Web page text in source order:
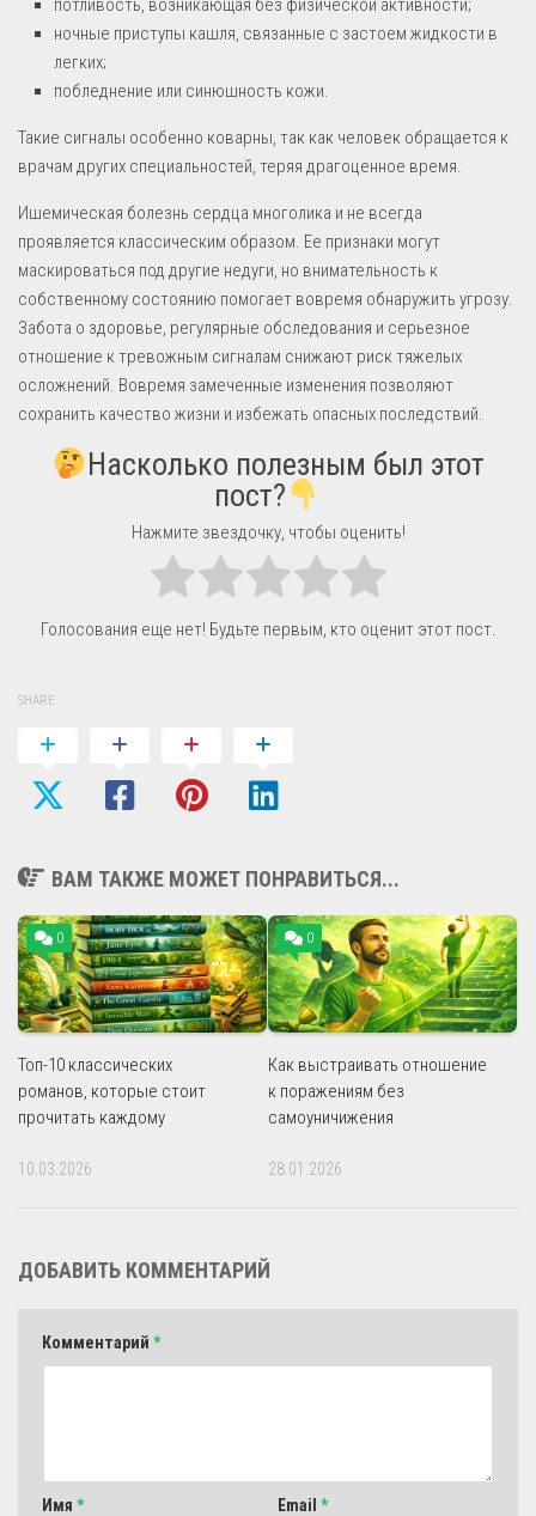
потливость, возникающая без физической активности;
ночные приступы кашля, связанные с застоем жидкости в
легких;
побледнение или синюшность кожи.
Такие сигналы особенно коварны, так как человек обращается к
врачам других специальностей, теряя драгоценное время.
Ишемическая болезнь сердца многолика и не всегда
проявляется классическим образом. Ее признаки могут
маскироваться под другие недуги, но внимательность к
собственному состоянию помогает вовремя обнаружить угрозу.
Забота о здоровье, регулярные обследования и серьезное
отношение к тревожным сигналам снижают риск тяжелых
осложнений. Вовремя замеченные изменения позволяют
сохранить качество жизни и избежать опасных последствий.
Насколько полезным был этот
пост?
Нажмите звездочку, чтобы оценить!
Голосования еще нет! Будьте первым, кто оценит этот пост.
SHARE
ВАМ ТАКЖЕ МОЖЕТ ПОНРАВИТЬСЯ...
0
Топ-10 классических
романов, которые стоит
прочитать каждому
10.03.2026
0
Как выстраивать отношение
к поражениям без
самоуничижения
28.01.2026
ДОБАВИТЬ КОММЕНТАРИЙ
Комментарий *
Имя * Email *